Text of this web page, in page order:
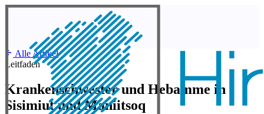
Alle Artikel
Leitfaden
Krankenschwester und Hebamme in
Sisimiut und Maniitsoq